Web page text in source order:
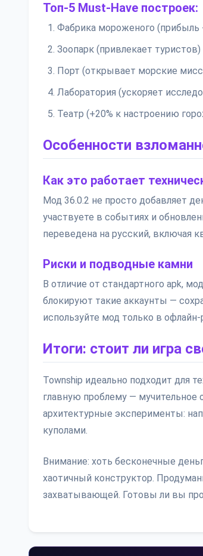
Топ-5 Must-Have построек:
Фабрика мороженого (прибыль
Зоопарк (привлекает туристов)
Порт (открывает морские
Лаборатория (ускоряет
Театр (+20% к настроению
Особенности
Как это работает
Мод 36.0.2 не просто добавляет
участвуете в событиях и
переведена на русский, включая
Риски и подводные камни
В отличие от стандартного apk,
блокируют такие аккаунты —
используйте мод только в
Итоги: стоит ли игра
Township идеально подходит для
главную проблему —
архитектурные эксперименты:
куполами.
Внимание: хоть бесконечные
хаотичный конструктор.
захватывающей. Готовы ли вы